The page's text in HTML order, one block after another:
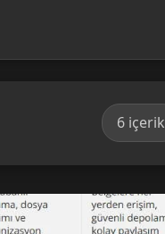
6 içerik